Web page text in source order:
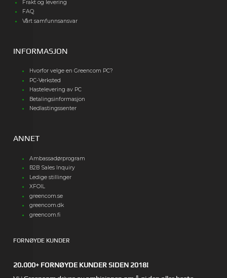
Frakt og levering
FAQ
Vårt samfunnsansvar
INFORMASJON
Hvorfor velge en Greencom PC?
PC-Verksted
Hastelevering av PC
Betalingsinformasjon
Nedlastingssenter
ANNET
Ambassadørprogram
B2B Sales Inquiry
Ledige stillinger
XFOIL
greencom.se
greencom.dk
greencom.fi
FORNØYDE KUNDER
20.000+ FORNØYDE KUNDER SIDEN 2018!